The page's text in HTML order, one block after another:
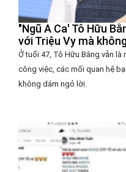
"Ngũ A Ca' Tô Hữu
với Triệu Vy mà
Ở tuổi 47, Tô Hữu Bằng vẫn
công việc, các mối quan hệ
không dám ngỏ lời.